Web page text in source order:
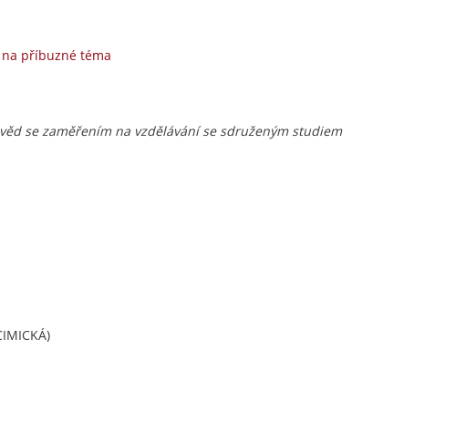
na příbuzné téma
se zaměřením na vzdělávání se sdruženým studiem